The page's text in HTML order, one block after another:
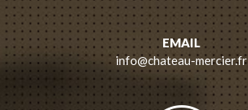
EMAIL
info@chateau-mercier.fr